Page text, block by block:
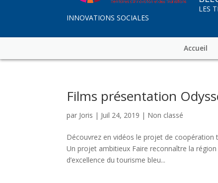
LES
INNOVATIONS SOCIALES
Accueil
Films présentation
par Joris | Juil 24, 2019 | Non classé
Découvrez en vidéos le projet de
Un projet ambitieux Faire reconnaître la
d’excellence du tourisme bleu...